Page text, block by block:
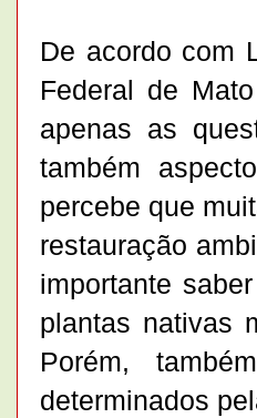
De acordo com
Federal de
apenas as
também
percebe que
restauração
importante
plantas nativas
Porém,
determinados